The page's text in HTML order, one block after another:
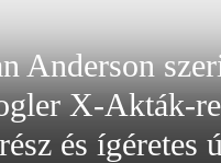
Anderson
és ígéretes